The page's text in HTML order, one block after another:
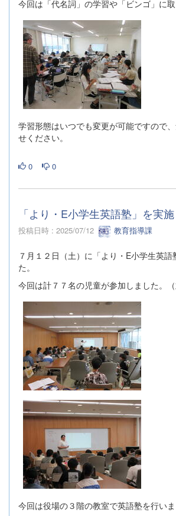
今回は「代名詞」の学習や「ビンゴ」に取
学習形態はいつでも変更が可能ですので
せください。
0 0
「より・E小学生英語塾」を実
投稿日時 : 2025/07/12 教育指導課
７月１２日（土）に「より・E小学生英語
た。
今回は計７７名の児童が参加しました。（
今回は役場の３階の教室で英語塾を行いま